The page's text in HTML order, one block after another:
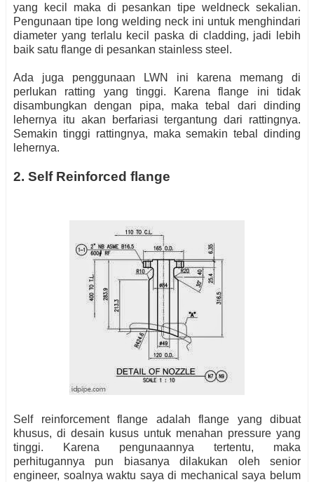
yang kecil maka di pesankan tipe weldneck sekalian.
Pengunaan tipe long welding neck ini untuk menghindari
diameter yang terlalu kecil paska di cladding, jadi lebih
baik satu flange di pesankan stainless steel.
Ada juga penggunaan LWN ini karena memang di
perlukan ratting yang tinggi. Karena flange ini tidak
disambungkan dengan pipa, maka tebal dari dinding
lehernya itu akan berfariasi tergantung dari rattingnya.
Semakin tinggi rattingnya, maka semakin tebal dinding
lehernya.
2. Self Reinforced flange
Self reinforcement flange adalah flange yang dibuat
khusus, di desain kusus untuk menahan pressure yang
tinggi. Karena pengunaannya tertentu, maka
perhitugannya pun biasanya dilakukan oleh senior
engineer, soalnya waktu saya di mechanical saya belum